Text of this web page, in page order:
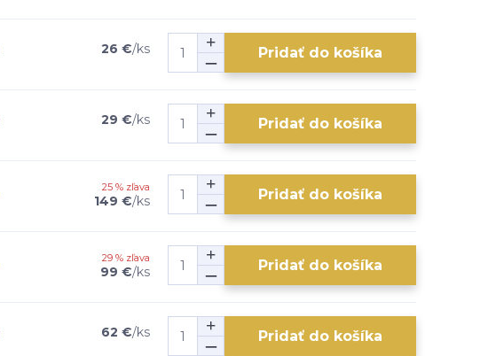
26 €/ks Pridať do košíka
29 €/ks Pridať do košíka
25 % zľava
149 €/ks Pridať do košíka
29 % zľava
99 €/ks Pridať do košíka
62 €/ks Pridať do košíka